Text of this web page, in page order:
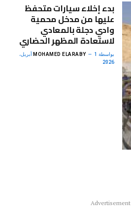
بدء إخلاء سيارات متحفظ
عليها من مدخل محمية
وادي دجلة بالمعادي
لاستعادة المظهر الحضاري
بواسطة MOHAMED ELARABY 1 أبريل،
2026
Advertisement